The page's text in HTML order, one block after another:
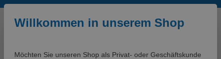
Zum Hauptinhalt springen
Willkommen in unserem Shop
Möchten Sie unseren Shop als Privat- oder Geschäftskunde